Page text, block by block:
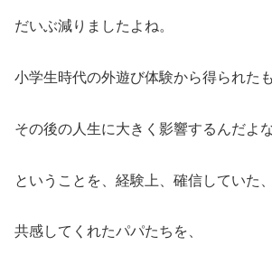
だいぶ減りましたよね。
小学生時代の外遊び体験から得られたも
その後の人生に大きく影響するんだよ
ということを、経験上、確信していた
共感してくれたパパたちを、